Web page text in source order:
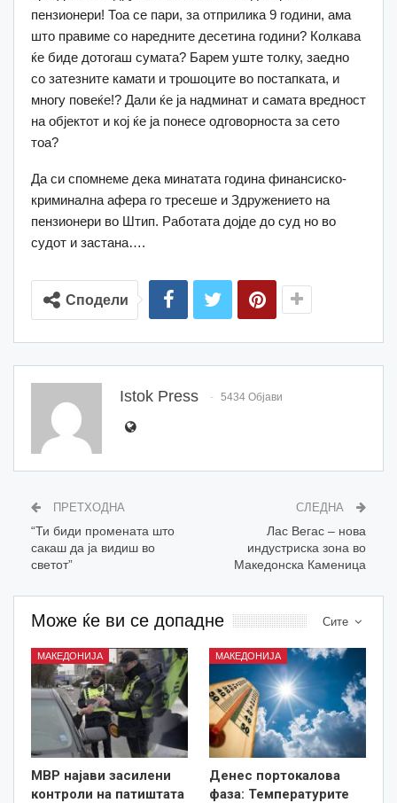
пензионери! Тоа се пари, за отприлика 9 години, ама
што правиме со наредните десетина години? Колкава
ќе биде дотогаш сумата? Барем уште толку, заедно
со затезните камати и трошоците во постапката, и
многу повеќе!? Дали ќе ја надминат и самата вредност
на објектот и кој ќе ја понесе одговорноста за сето
тоа?
Да си спомнеме дека минатата година финансиско-
криминална афера го тресеше и Здружението на
пензионери во Штип. Работата дојде до суд но во
судот и застана….
Сподели
Istok Press 5434 Објави
ПРЕТХОДНА
“Ти биди промената што
сакаш да ја видиш во
светот”
СЛЕДНА
Лас Вегас – нова
индустриска зона во
Македонска Каменица
Сите
Може ќе ви се допадне
МАКЕДОНИЈА
МВР најави засилени
контроли на патиштата
МАКЕДОНИЈА
Денес портокалова
фаза: Температурите